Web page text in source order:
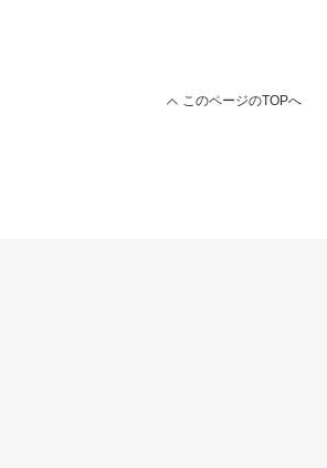
このページのTOPへ